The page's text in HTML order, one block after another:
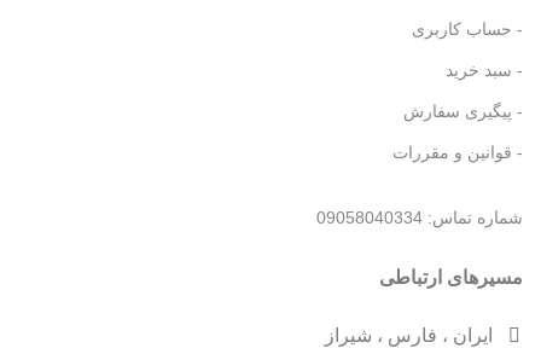
- حساب کاربری
- سبد خرید
- پیگیری سفارش
- قوانین و مقررات
شماره تماس: 09058040334
مسیرهای ارتباطی
ایران ، فارس ، شیراز